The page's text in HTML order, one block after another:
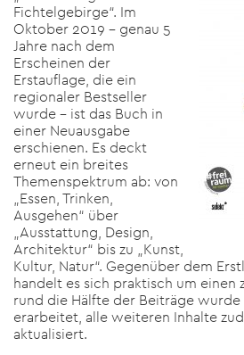
Fichtelgebirge“. Im
Oktober 2019 – genau 5
Jahre nach dem
Erscheinen der
Erstauflage, die ein
regionaler Bestseller
wurde – ist das Buch in
einer Neuausgabe
erschienen. Es deckt
erneut ein breites
Themenspektrum ab: von
„Essen, Trinken,
Ausgehen“ über
„Ausstattung, Design,
Architektur“ bis zu „Kunst,
Kultur, Natur“. Gegenüber dem
handelt es sich praktisch um einen
rund die Hälfte der Beiträge
erarbeitet, alle weiteren Inhalte
aktualisiert.